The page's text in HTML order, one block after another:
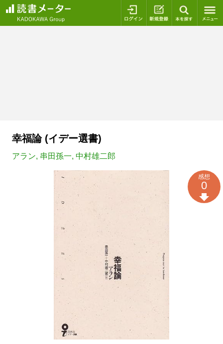
ログイン 新規登録
幸福論 (イデー選書)
アラン, 串田孫一, 中村雄二郎
感想
0